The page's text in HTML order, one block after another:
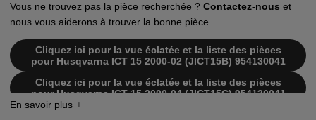
Vous ne trouvez pas la pièce recherchée ? Contactez-nous et
nous vous aiderons à trouver la bonne pièce.
Cliquez ici pour la vue éclatée et la liste des pièces
pour Husqvarna ICT 15 2000-02 (JICT15B) 954130041
Cliquez ici pour la vue éclatée et la liste des pièces
pour Husqvarna ICT 15 2000-04 (JICT15C) 954130041